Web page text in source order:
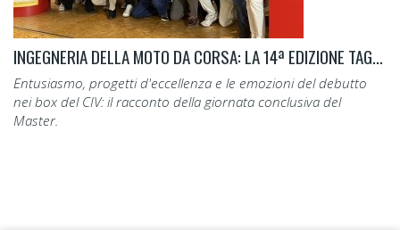
INGEGNERIA DELLA MOTO DA CORSA: LA 14ª EDIZIONE TAGLIA IL TRAGUARDO.
Entusiasmo, progetti d'eccellenza e le emozioni del debutto
nei box del CIV: il racconto della giornata conclusiva del
Master.